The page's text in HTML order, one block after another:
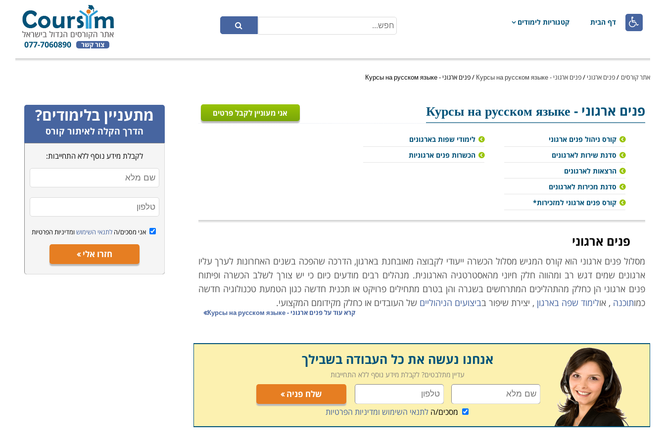
 דף הבית קטגוריות לימודים
צור קשר 077-7060890
אתר קורסים /פנים ארגוני /פנים ארגוני - Курсы на русском языке /פנים ארגוני - Курсы на русском языке
פנים ארגוני- Курсы на русском языке אני מעוניין לקבל פרטים
קורס ניהול פנים ארגוני
סדנת שירות לארגונים
הרצאות לארגונים
סדנת מכירות לארגונים
קורס פנים ארגוני למזכירות*
לימודי שפות בארגונים
הכשרות פנים ארגוניות
פנים ארגוני
מסלול פנים ארגוני הוא קורס המגיש מסלול הכשרה ייעודי לקבוצה מאובחנת בארגון, הדרכה שהפכה בשנים האחרונות לערך עליו
ארגונים שמים דגש רב ומהווה חלק חיוני מהאסטרטגיה הארגונית. מנהלים רבים מודעים כיום כי יש צורך לשלב הכשרה ופיתוח
פנים ארגוני הן כחלק מהתהליכים המתרחשים בשגרה והן בטרם מתחילים פרויקט או תכנית חדשה כגון הטמעת טכנולוגיה חדשה
כמותוכנה , אולימוד שפה בארגון , יצירת שיפור בביצועים הניהוליים של העובדים או כחלק מקידומם המקצועי.
תכניות וטכניקות עבודה חדשות מתווספות לשגרת העבודה הארגונית ולכן, ארגונים חייבים לשים לב לשינויים הטכנולוגיים ולספק
כאשר באים לבחון צורך בהכשרה יש לבחון אילו כישורים קיימים בקרב העובדים ואילו כישורים חדשים נחוצים על מנת להעלות את
תפוקת ויעילות הארגון.
ניתן למנות מספר יתרונות הטמונים בהכשרה פנים ארגונית הן לעובדים עצמם והן לארגון:
1. תועלת לטווח ארוך: הכשרה מעצימה את כישורי העובד, מקנה לו יכולות "מולטי טאסקינג", נותנת תחושת סיפוק ומגבירה את
מחויבותו העובד לתפקיד ולארגון. כך, העובד רוכש ידע הכרחי להתקדמותו בארגון וכן מוטיבציה לפעול ולהגדיל ראש במסגרת
קרא עוד עלפנים ארגוני - Курсы на русском языке
אנחנו נעשה את כל העבודה בשבילך
עדיין מתלבטים? לקבלת מידע נוסף ללא התחייבות
שלח פניה
מסכים/הלתנאי השימוש ומדיניות הפרטיות
מתעניין בלימודים?
הדרך הקלה לאיתור קורס
לקבלת מידע נוסף ללא התחייבות:
אני מסכים/הלתנאי השימוש ומדיניות הפרטיות
חזרו אלי